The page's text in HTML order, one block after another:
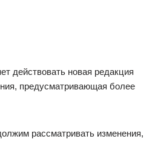
действовать новая редакция
предусматривающая более
рассматривать изменения,